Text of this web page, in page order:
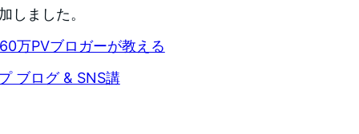
しました。
万PVブロガーが教える
ブログ & SNS講